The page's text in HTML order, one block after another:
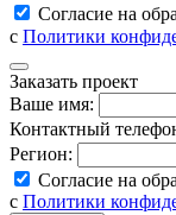
Согласие на
с Политики
Заказать проект
Ваше имя:
Контактный
Регион:
Согласие на
с Политики